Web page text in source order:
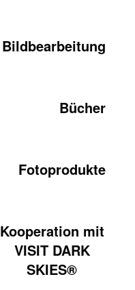
Bildbearbeitung
Bücher
Fotoprodukte
Kooperation mit
VISIT DARK
SKIES®